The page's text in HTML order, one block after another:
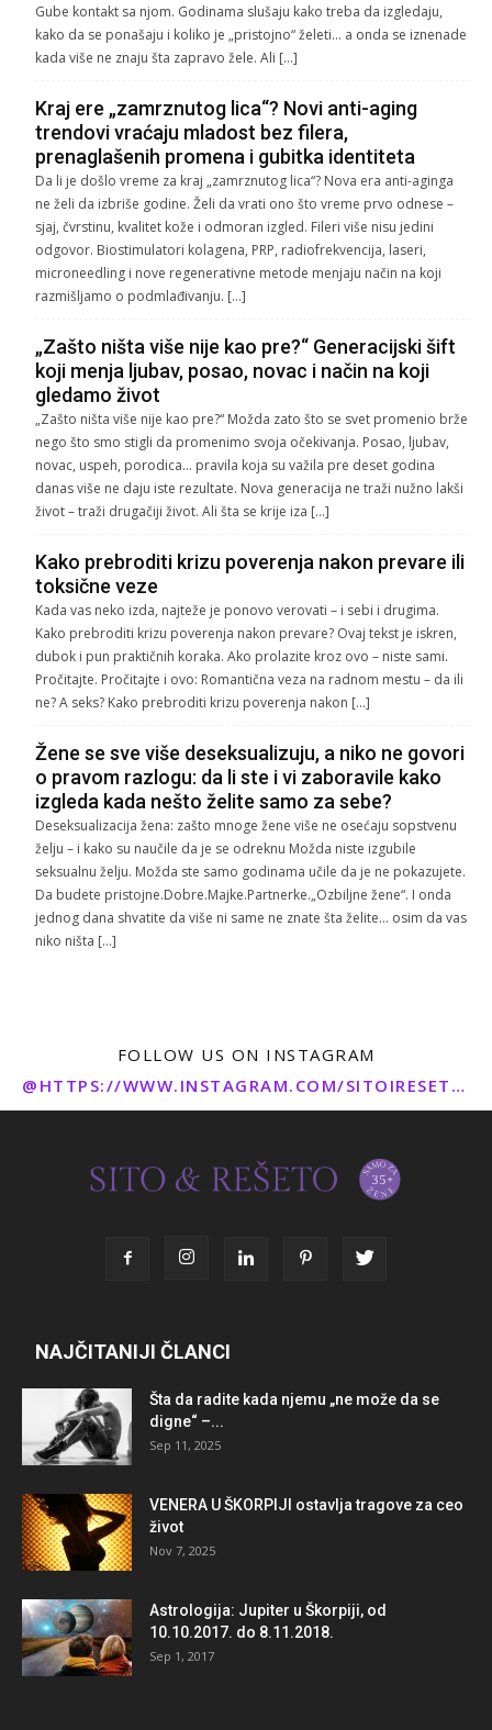
Gube kontakt sa njom. Godinama slušaju kako treba da izgledaju,
kako da se ponašaju i koliko je „pristojno“ želeti… a onda se iznenade
kada više ne znaju šta zapravo žele. Ali […]
Kraj ere „zamrznutog lica“? Novi anti-aging
trendovi vraćaju mladost bez filera,
prenaglašenih promena i gubitka identiteta
Da li je došlo vreme za kraj „zamrznutog lica“? Nova era anti-aginga
ne želi da izbriše godine. Želi da vrati ono što vreme prvo odnese –
sjaj, čvrstinu, kvalitet kože i odmoran izgled. Fileri više nisu jedini
odgovor. Biostimulatori kolagena, PRP, radiofrekvencija, laseri,
microneedling i nove regenerativne metode menjaju način na koji
razmišljamo o podmlađivanju. […]
„Zašto ništa više nije kao pre?“ Generacijski šift
koji menja ljubav, posao, novac i način na koji
gledamo život
„Zašto ništa više nije kao pre?“ Možda zato što se svet promenio brže
nego što smo stigli da promenimo svoja očekivanja. Posao, ljubav,
novac, uspeh, porodica… pravila koja su važila pre deset godina
danas više ne daju iste rezultate. Nova generacija ne traži nužno lakši
život – traži drugačiji život. Ali šta se krije iza […]
Kako prebroditi krizu poverenja nakon prevare ili
toksične veze
Kada vas neko izda, najteže je ponovo verovati – i sebi i drugima.
Kako prebroditi krizu poverenja nakon prevare? Ovaj tekst je iskren,
dubok i pun praktičnih koraka. Ako prolazite kroz ovo – niste sami.
Pročitajte. Pročitajte i ovo: Romantična veza na radnom mestu – da ili
ne? A seks? Kako prebroditi krizu poverenja nakon […]
Žene se sve više deseksualizuju, a niko ne govori
o pravom razlogu: da li ste i vi zaboravile kako
izgleda kada nešto želite samo za sebe?
Deseksualizacija žena: zašto mnoge žene više ne osećaju sopstvenu
želju – i kako su naučile da je se odreknu Možda niste izgubile
seksualnu želju. Možda ste samo godinama učile da je ne pokazujete.
Da budete pristojne.Dobre.Majke.Partnerke.„Ozbiljne žene“. I onda
jednog dana shvatite da više ni same ne znate šta želite… osim da vas
niko ništa […]
FOLLOW US ON INSTAGRAM
@HTTPS://WWW.INSTAGRAM.COM/SITOIRESETO/
NAJČITANIJI ČLANCI
Šta da radite kada njemu „ne može da se
digne“ –...
Sep 11, 2025
VENERA U ŠKORPIJI ostavlja tragove za ceo
život
Nov 7, 2025
Astrologija: Jupiter u Škorpiji, od
10.10.2017. do 8.11.2018.
Sep 1, 2017